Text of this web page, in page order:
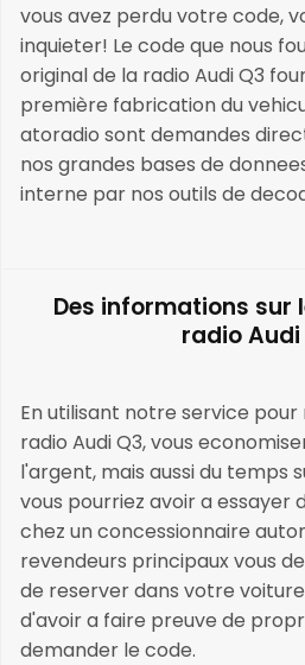
vous avez perdu votre code,
inquieter! Le code que nous
original de la radio Audi Q3
première fabrication du
atoradio sont demandes
nos grandes bases de
interne par nos outils de
Des informations sur
radio Audi
En utilisant notre service
radio Audi Q3, vous
l'argent, mais aussi du temps
vous pourriez avoir a essayer
chez un concessionnaire
revendeurs principaux vous
de reserver dans votre voiture
d'avoir a faire preuve de
demander le code.